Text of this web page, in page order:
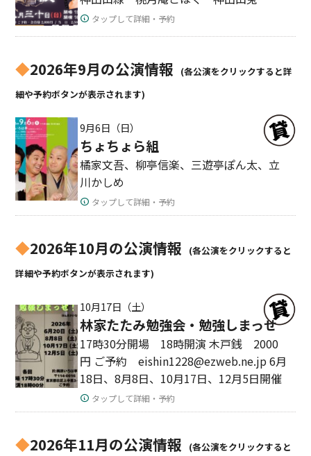
タップして詳細・予約
◆2026年9月の公演情報
(各公演をクリックすると詳
細や予約ボタンが表示されます)
9月6日（日）
ちょちょら組
橘家文吾、柳亭信楽、三遊亭ぽん太、立
川かしめ
タップして詳細・予約
◆2026年10月の公演情報
(各公演をクリックすると
詳細や予約ボタンが表示されます)
10月17日（土）
林家たたみ勉強会・勉強しまっせ
17時30分開場 18時開演 木戸銭 2000
円 ご予約 eishin1228@ezweb.ne.jp 6月
18日、8月8日、10月17日、12月5日開催
タップして詳細・予約
◆2026年11月の公演情報
(各公演をクリックすると